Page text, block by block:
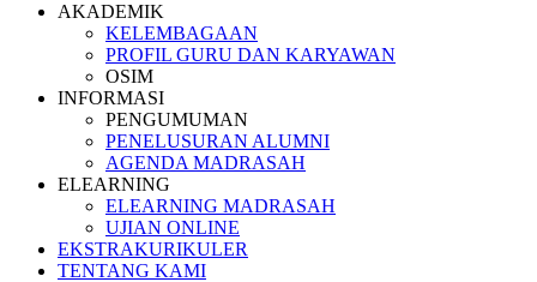
AKADEMIK
KELEMBAGAAN
PROFIL GURU DAN KARYAWAN
OSIM
INFORMASI
PENGUMUMAN
PENELUSURAN ALUMNI
AGENDA MADRASAH
ELEARNING
ELEARNING MADRASAH
UJIAN ONLINE
EKSTRAKURIKULER
TENTANG KAMI